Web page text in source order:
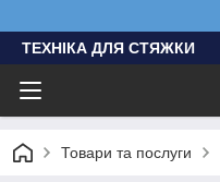
ТЕХНІКА ДЛЯ СТЯЖКИ
Товари та послуги